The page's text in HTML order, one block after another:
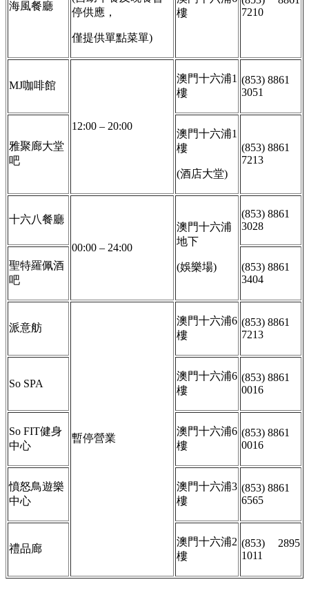
海風餐廳
停供應，
僅提供單點菜單)
樓
7210
MJ咖啡館
12:00 – 20:00
澳門十六浦1
樓
(853) 8861
3051
雅聚廊大堂
吧
澳門十六浦1
樓
(酒店大堂)
(853) 8861
7213
十六八餐廳
00:00 – 24:00
澳門十六浦
地下
(娛樂場)
(853) 8861
3028
聖特羅佩酒
吧
(853) 8861
3404
派意舫
暫停營業
澳門十六浦6
樓
(853) 8861
7213
So SPA
澳門十六浦6
樓
(853) 8861
0016
So FIT健身
中心
澳門十六浦6
樓
(853) 8861
0016
憤怒鳥遊樂
中心
澳門十六浦3
樓
(853) 8861
6565
禮品廊
澳門十六浦2
樓
(853) 2895
1011